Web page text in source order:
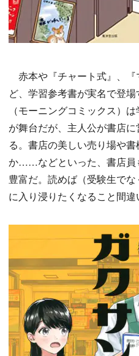
赤本や『チャート式』、
ど、学習参考書が実名で登
（モーニングコミックス）
が舞台だが、主人公が書店
る。書店の美しい売り場や
か……などといった、書店員
豊富だ。読めば（受験生で
に入り浸りたくなること間違